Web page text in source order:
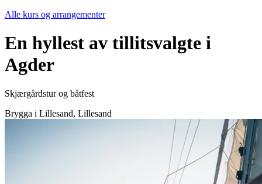
Alle kurs og arrangementer
En hyllest av tillitsvalgte i
Agder
Skjærgårdstur og båtfest
Brygga i Lillesand, Lillesand